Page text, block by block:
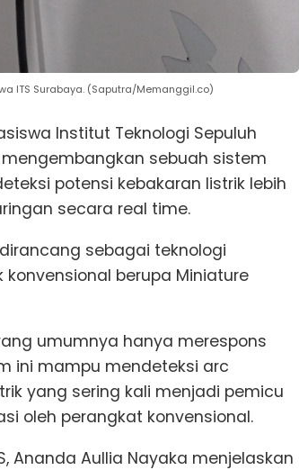
ITS Surabaya. (Saputra/Memanggil.co)
Institut Teknologi Sepuluh
sebuah sistem
potensi kebakaran listrik lebih
secara real time.
sebagai teknologi
berupa Miniature
umumnya hanya merespons
ini mampu mendeteksi arc
yang sering kali menjadi pemicu
oleh perangkat konvensional.
Ananda Aullia Nayaka menjelaskan